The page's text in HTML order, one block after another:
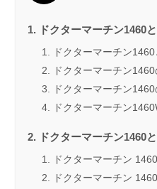
ドクターマーチン1460
ドクターマーチン
ドクターマーチン1460
ドクターマーチン
ドクターマーチン
ドクターマーチン1460
ドクターマーチン
ドクターマーチン